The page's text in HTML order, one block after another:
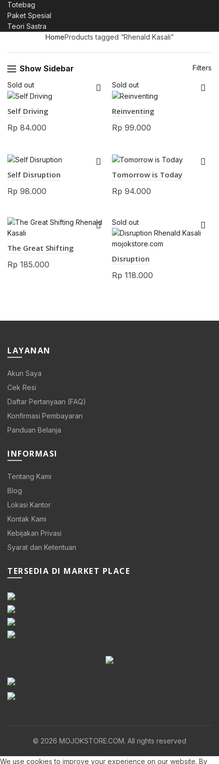
Totebag
Paket Spesial
Teori Sastra
HomeProducts tagged “Rhenald Kasali”
Show Sidebar Filters
Sold out
Self Driving
Rp 84.000
Sold out
Reinventing
Rp 99.000
Self Disruption
Rp 98.000
Tomorrow is Today
Rp 94.000
The Great Shifting
Rp 185.000
Sold out
Disruption
Rp 118.000
LAYANAN
Akun Saya
Cek Resi
Daftar Pertanyaan (FAQ)
Konfirmasi Pembayaran
Panduan Belanja
INFORMASI
Tentang Kami
Blog
Lokasi Kantor
Kontak Kami
Kebijakan Privasi
Syarat dan Ketentuan
TERSEDIA DI MARKET PLACE
© 2026 MOJOKSTORE.COM. All rights reserved
We use cookies to improve your experience on our website. By